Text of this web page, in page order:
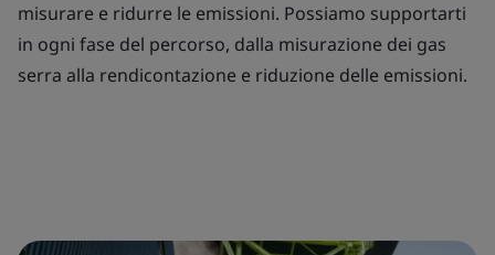
misurare e ridurre le emissioni. Possiamo supportarti
in ogni fase del percorso, dalla misurazione dei gas
serra alla rendicontazione e riduzione delle emissioni.